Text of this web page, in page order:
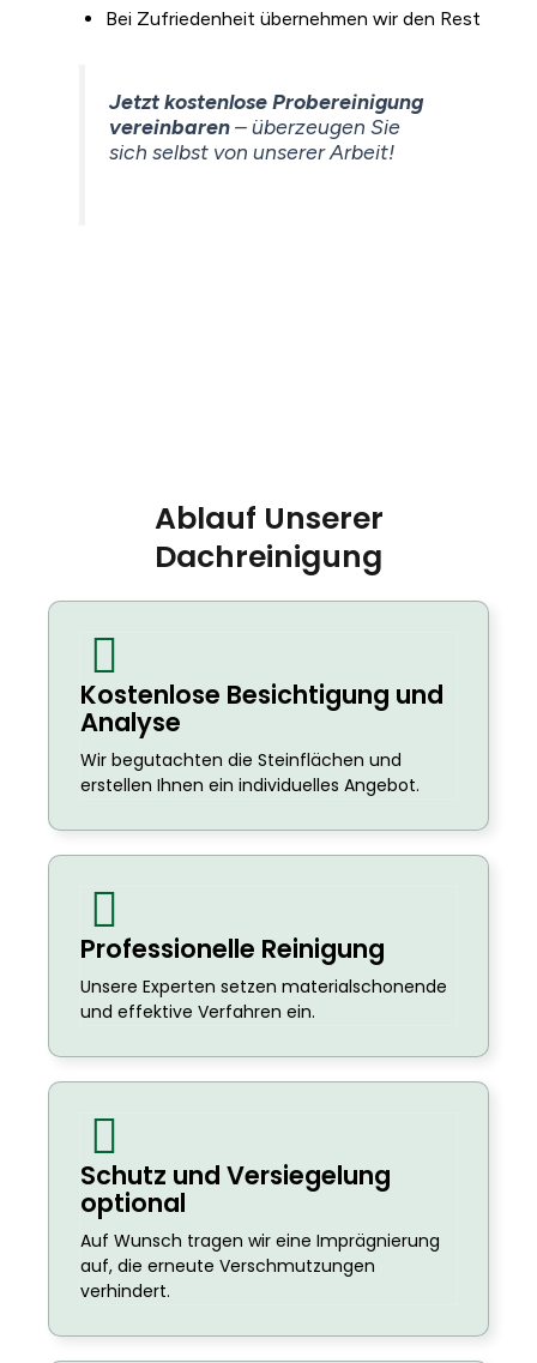
Bei Zufriedenheit übernehmen wir den Rest
Jetzt kostenlose Probereinigung
vereinbaren– überzeugen Sie
sich selbst von unserer Arbeit!
Ablauf Unserer
Dachreinigung
Kostenlose Besichtigung und
Analyse
Wir begutachten die Steinflächen und
erstellen Ihnen ein individuelles Angebot.
Professionelle Reinigung
Unsere Experten setzen materialschonende
und effektive Verfahren ein.
Schutz und Versiegelung
optional
Auf Wunsch tragen wir eine Imprägnierung
auf, die erneute Verschmutzungen
verhindert.